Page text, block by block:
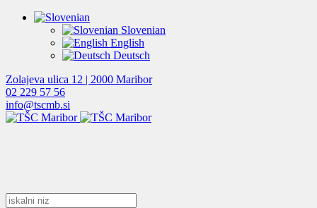
Slovenian
English
Deutsch
Zolajeva ulica 12 | 2000 Maribor
02 229 57 56
info@tscmb.si